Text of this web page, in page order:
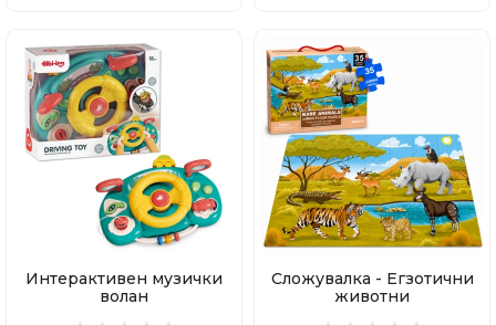
Интерактивен музички
волан
Сложувалка - Егзотични
животни